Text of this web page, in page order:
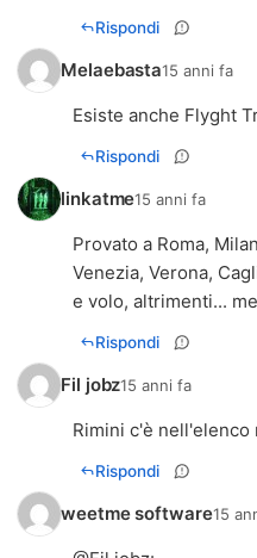
Rispondi
Melaebasta15 anni fa
Esiste anche Flyght
Rispondi
linkatme15 anni fa
Provato a Roma,
Venezia, Verona,
e volo, altrimenti...
Rispondi
Fil jobz15 anni fa
Rimini c'è nell'elenco
Rispondi
weetme software15